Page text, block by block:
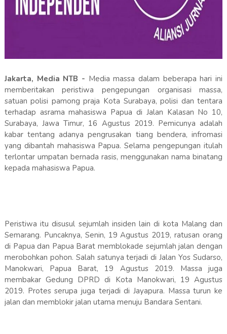
Jakarta, Media NTB - Media massa dalam beberapa hari ini
memberitakan peristiwa pengepungan organisasi massa,
satuan polisi pamong praja Kota Surabaya, polisi dan tentara
terhadap asrama mahasiswa Papua di Jalan Kalasan No 10,
Surabaya, Jawa Timur, 16 Agustus 2019. Pemicunya adalah
kabar tentang adanya pengrusakan tiang bendera, infromasi
yang dibantah mahasiswa Papua. Selama pengepungan itulah
terlontar umpatan bernada rasis, menggunakan nama binatang
kepada mahasiswa Papua.
Peristiwa itu disusul sejumlah insiden lain di kota Malang dan
Semarang. Puncaknya, Senin, 19 Agustus 2019, ratusan orang
di Papua dan Papua Barat memblokade sejumlah jalan dengan
merobohkan pohon. Salah satunya terjadi di Jalan Yos Sudarso,
Manokwari, Papua Barat, 19 Agustus 2019. Massa juga
membakar Gedung DPRD di Kota Manokwari, 19 Agustus
2019. Protes serupa juga terjadi di Jayapura. Massa turun ke
jalan dan memblokir jalan utama menuju Bandara Sentani.